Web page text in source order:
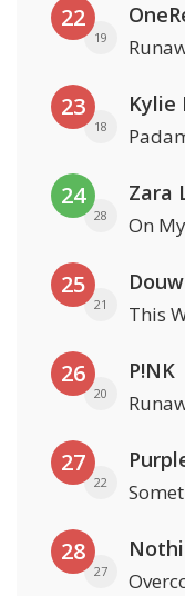
22
19
23
18
Kylie
24
28
Zara
On
25
21 This
26
20
P!NK
27
22
28
27